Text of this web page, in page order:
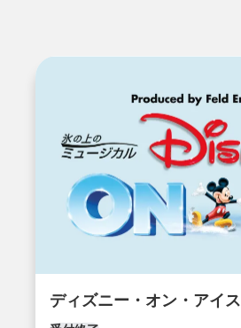
ディズニー・オン・アイス